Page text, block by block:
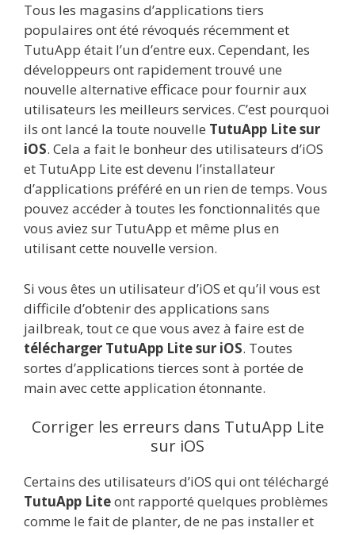
Tous les magasins d’applications tiers
populaires ont été révoqués récemment et
TutuApp était l’un d’entre eux. Cependant, les
développeurs ont rapidement trouvé une
nouvelle alternative efficace pour fournir aux
utilisateurs les meilleurs services. C’est pourquoi
ils ont lancé la toute nouvelle TutuApp Lite sur
iOS. Cela a fait le bonheur des utilisateurs d’iOS
et TutuApp Lite est devenu l’installateur
d’applications préféré en un rien de temps. Vous
pouvez accéder à toutes les fonctionnalités que
vous aviez sur TutuApp et même plus en
utilisant cette nouvelle version.
Si vous êtes un utilisateur d’iOS et qu’il vous est
difficile d’obtenir des applications sans
jailbreak, tout ce que vous avez à faire est de
télécharger TutuApp Lite sur iOS. Toutes
sortes d’applications tierces sont à portée de
main avec cette application étonnante.
Corriger les erreurs dans TutuApp Lite
sur iOS
Certains des utilisateurs d’iOS qui ont téléchargé
TutuApp Liteont rapporté quelques problèmes
comme le fait de planter, de ne pas installer et